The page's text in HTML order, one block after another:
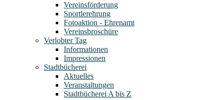
Vereinsförderung
Sportlerehrung
Fotoaktion - Ehrenamt
Vereinsbroschüre
Verlobter Tag
Informationen
Impressionen
Stadtbücherei
Aktuelles
Veranstaltungen
Stadtbücherei A bis Z